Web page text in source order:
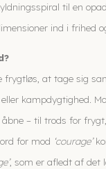
til en
ind i frihed
frygtløs, at tage sig
kampdygtighed.
– til trods for
for mod ‘courage’
, som er afledt af det